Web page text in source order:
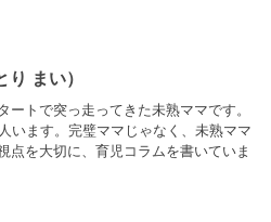
まい）
ートで突っ走ってきた未熟ママです。
います。完璧ママじゃなく、未熟ママ
点を大切に、育児コラムを書いていま